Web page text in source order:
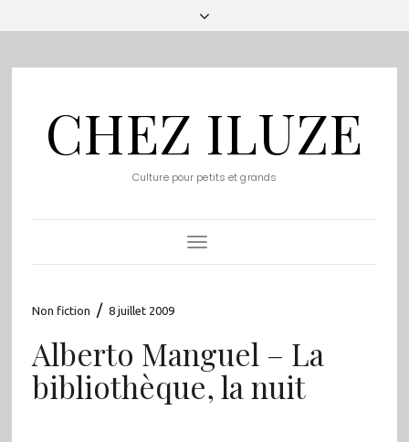
CHEZ ILUZE
Culture pour petits et grands
Toggle
Navigation
Non fiction / 8 juillet 2009
Alberto Manguel – La
bibliothèque, la nuit